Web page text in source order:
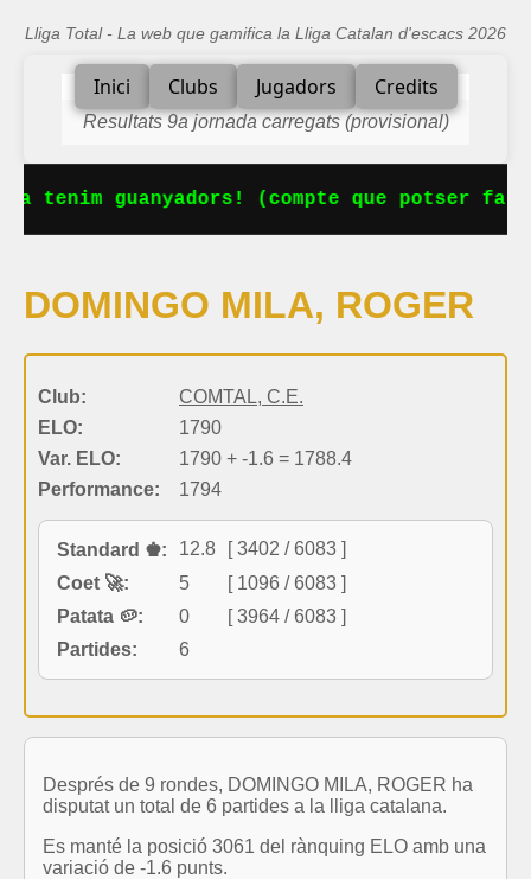
Lliga Total - La web que gamifica la Lliga Catalan d'escacs 2026
Inici Clubs Jugadors Credits
Resultats 9a jornada carregats (provisional)
tenim guanyadors! (compte que potser
DOMINGO MILA, ROGER
Club:
COMTAL, C.E.
ELO:
1790
Var. ELO:
1790 + -1.6 = 1788.4
Performance:
1794
Standard ♚: 12.8
[ 3402 / 6083 ]
Coet 🚀:
5
[ 1096 / 6083 ]
Patata 🥔:
0
[ 3964 / 6083 ]
Partides:
6
Després de 9 rondes, DOMINGO MILA, ROGER ha
disputat un total de 6 partides a la lliga catalana.
Es manté la posició 3061 del rànquing ELO amb una
variació de -1.6 punts.